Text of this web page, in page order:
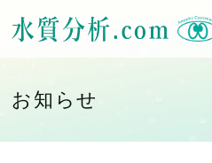
お知らせ